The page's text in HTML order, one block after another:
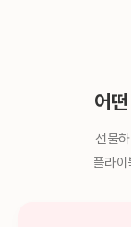
어
선물
플라